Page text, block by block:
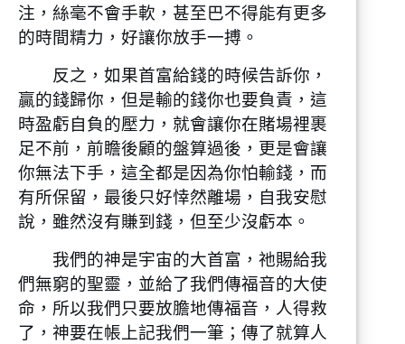
注，絲毫不會手軟，甚至巴不得能有更多
的時間精力，好讓你放手一搏。
反之，如果首富給錢的時候告訴你，
贏的錢歸你，但是輸的錢你也要負責，這
時盈虧自負的壓力，就會讓你在賭場裡裹
足不前，前瞻後顧的盤算過後，更是會讓
你無法下手，這全都是因為你怕輸錢，而
有所保留，最後只好悻然離場，自我安慰
說，雖然沒有賺到錢，但至少沒虧本。
我們的神是宇宙的大首富，祂賜給我
們無窮的聖靈，並給了我們傳福音的大使
命，所以我們只要放膽地傳福音，人得救
了，神要在帳上記我們一筆；傳了就算人